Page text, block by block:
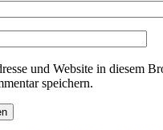
und Website in diesem
speichern.